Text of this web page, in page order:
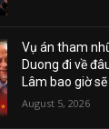
Vụ án tham
Duong đi về
Lâm bao giờ
August 5, 2026